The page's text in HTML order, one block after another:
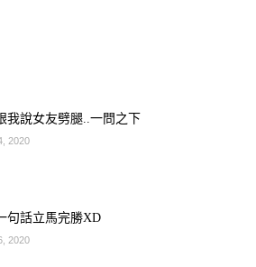
我說女友劈腿..一問之下
2020
句話立馬完勝XD
2020